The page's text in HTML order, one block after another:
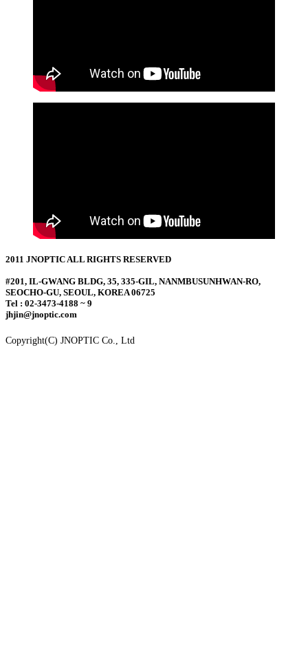
2011 JNOPTIC ALL RIGHTS RESERVED
#201, IL-GWANG BLDG, 35, 335-GIL, NANMBUSUNHWAN-RO,
SEOCHO-GU, SEOUL, KOREA 06725
Tel : 02-3473-4188 ~ 9
jhjin@jnoptic.com